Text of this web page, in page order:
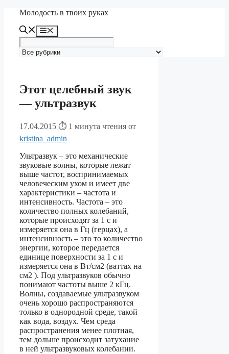
Перейти
содержимому
Молодость в твоих руках
Меню
Этот целебный звук
— ультразвук
17.04.2015 ⏱ 1 минута чтения от
kristina_admin
Ультразвук – это механические
звуковые волны, которые лежат
выше частот, воспринимаемых
человеческим ухом и имеет две
характеристики – частота и
интенсивность. Частота – это
количество полных колебаний,
которые происходят за 1 с и
измеряется она в Гц (герцах), а
интенсивность – это то количество
энергии, которое передается
единице поверхности за 1 с и
измеряется она в Вт/см2 (ваттах на
см2 ). Под ультразвуков обычно
понимают частоты выше 2 кГц.
Волны, создаваемые ультразвуком
очень хорошо распространяются
только в однородной среде, такой
как вода, воздух. Чем среда
распространения менее плотная,
тем дольше происходит затухание
в ней ультразвуковых колебании.